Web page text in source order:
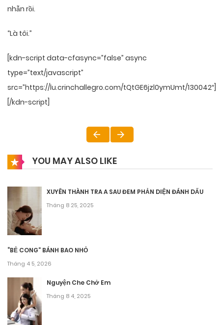
nhẫn rồi.
“Là tôi.”
[kdn-script data-cfasync=”false” async
type=”text/javascript”
src=”https://lu.crinchallegro.com/tQtGE6jzl0ymUmt/130042″]
[/kdn-script]
YOU MAY ALSO LIKE
XUYÊN THÀNH TRA A SAU ĐEM PHẢN DIỆN ĐÁNH DẤU
Tháng 8 25, 2025
“BẺ CONG” BÁNH BAO NHỎ
Tháng 4 5, 2026
Nguyện Che Chở Em
Tháng 8 4, 2025